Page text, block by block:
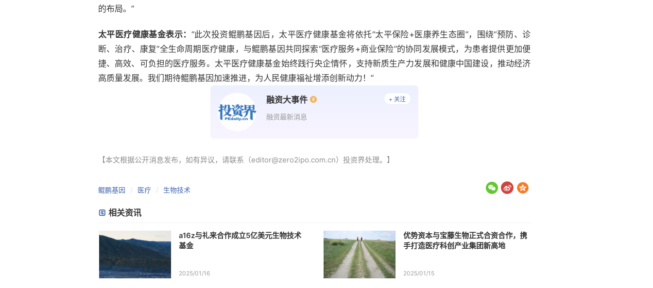
的布局。”
太平医疗健康基金表示： “此次投资鲲鹏基因后，太平医疗健康基金将依托“太平保险+医康养生态圈”，围绕“预防、诊
断、治疗、康复”全生命周期医疗健康，与鲲鹏基因共同探索“医疗服务+商业保险”的协同发展模式，为患者提供更加便
捷、高效、可负担的医疗服务。太平医疗健康基金始终践行央企情怀，支持新质生产力发展和健康中国建设，推动经济
高质量发展。我们期待鲲鹏基因加速推进，为人民健康福祉增添创新动力！”
融资大事件
融资最新消息
+ 关注
【本文根据公开消息发布，如有异议，请联系（editor@zero2ipo.com.cn）投资界处理。】
鲲鹏基因 医疗 生物技术
相关资讯
a16z与礼来合作成立5亿美元生物技术
基金
2025/01/16
优势资本与宝藤生物正式合资合作，携
手打造医疗科创产业集团新高地
2025/01/15